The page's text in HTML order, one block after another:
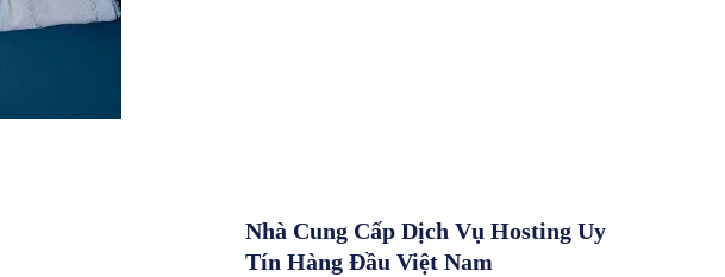
Nhà Cung Cấp Dịch Vụ Hosting Uy
Tín Hàng Đầu Việt Nam